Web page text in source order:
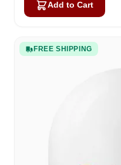
Add to Cart
FREE SHIPPING